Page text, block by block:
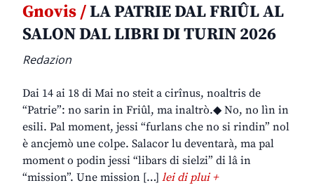
Gnovis /LA PATRIE DAL FRIÛL AL
SALON DAL LIBRI DI TURIN 2026
Redazion
Dai 14 ai 18 di Mai no steit a cirînus, noaltris de
“Patrie”: no sarin in Friûl, ma inaltrò.◆ No, no lìn in
esili. Pal moment, jessi “furlans che no si rindin” nol
è ancjemò une colpe. Salacor lu deventarà, ma pal
moment o podin jessi “libars di sielzi” di lâ in
“mission”. Une mission […] lei di plui +